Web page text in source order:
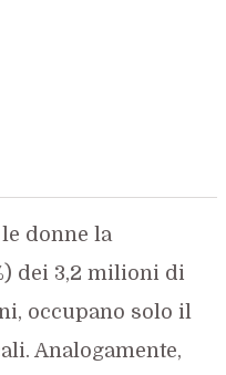
donne la
dei 3,2 milioni di
occupano solo il
Analogamente,